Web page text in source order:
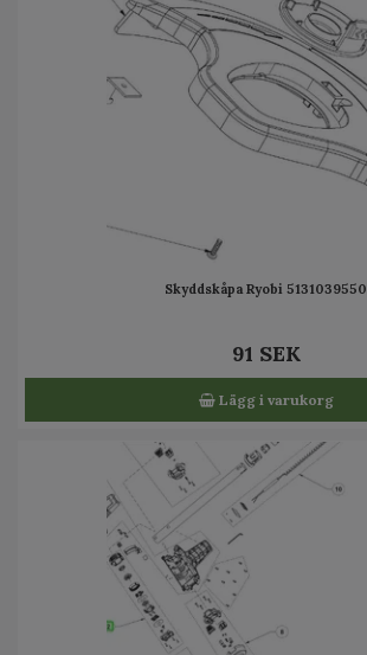
Skyddskåpa Ryobi 5131039550
91 SEK
Lägg i varukorg